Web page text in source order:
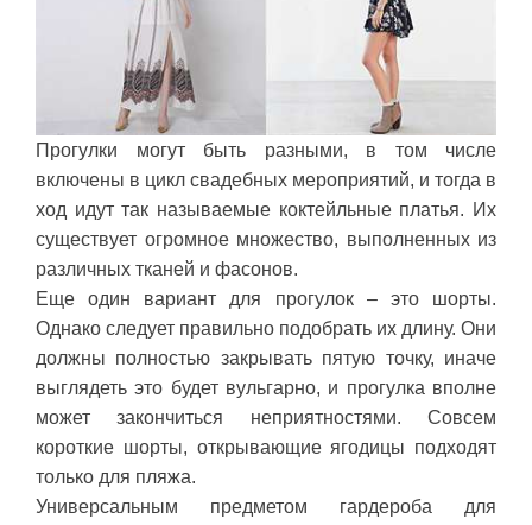
Прогулки могут быть разными, в том числе
включены в цикл свадебных мероприятий, и тогда в
ход идут так называемые коктейльные платья. Их
существует огромное множество, выполненных из
различных тканей и фасонов.
Еще один вариант для прогулок – это шорты.
Однако следует правильно подобрать их длину. Они
должны полностью закрывать пятую точку, иначе
выглядеть это будет вульгарно, и прогулка вполне
может закончиться неприятностями. Совсем
короткие шорты, открывающие ягодицы подходят
только для пляжа.
Универсальным предметом гардероба для